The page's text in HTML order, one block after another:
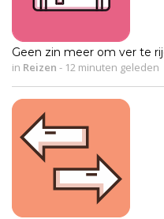
Geen zin meer om ver te
in Reizen - 12 minuten geleden